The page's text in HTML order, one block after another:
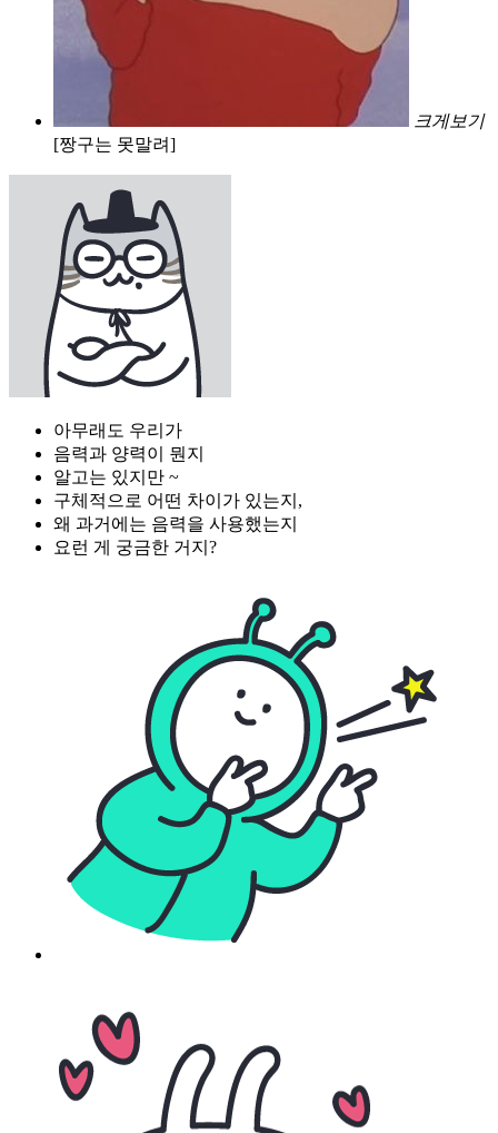
크게보기
[짱구는 못말려]
아무래도 우리가
음력과 양력이 뭔지
알고는 있지만 ~
구체적으로 어떤 차이가 있는지,
왜 과거에는 음력을 사용했는지
요런 게 궁금한 거지?